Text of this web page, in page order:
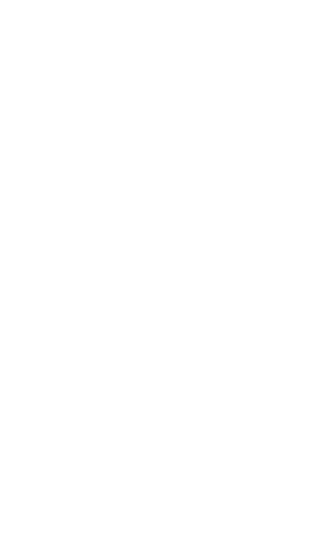
|
fine descrittivo e possono variare